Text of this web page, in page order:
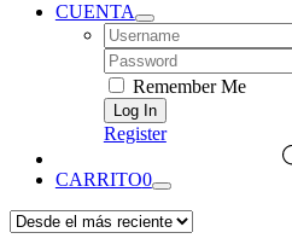
CUENTA
Username:
Password:
Remember Me
Register
CARRITO0